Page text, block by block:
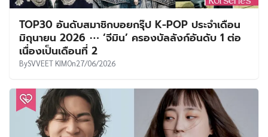
TOP30 อันดับสมาชิกบอยกรุ๊ป K-POP ประจำเดือน
มิถุนายน 2026 ⋯ ‘จีมิน’ ครองบัลลังก์อันดับ 1 ต่อ
เนื่องเป็นเดือนที่ 2
BySVVEET KIMOn27/06/2026